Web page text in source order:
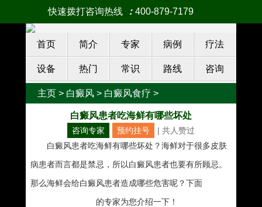
快速拨打咨询热线 ： 400-879-7179
首页 简介 专家 病例 疗法
设备 热门 常识 路线 咨询
主页 > 白癜风 > 白癜风食疗 >
白癜风患者吃海鲜有哪些坏处
咨询专家 预约挂号 | 共人赞过
白癜风患者吃海鲜有哪些坏处？海鲜对于很多皮肤
病患者而言都是禁忌，所以白癜风患者也要有所顾忌。
那么海鲜会给白癜风患者造成哪些危害呢？下面
的专家为您介绍一下！